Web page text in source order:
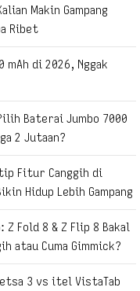
Makin Gampang
Ribet
di 2026, Nggak
Baterai Jumbo 7000
2 Jutaan?
Fitur Canggih di
Hidup Lebih Gampang
Z Fold 8 & Z Flip 8 Bakal
atau Cuma Gimmick?
3 vs itel VistaTab